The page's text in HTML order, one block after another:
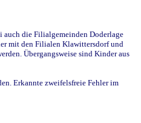
auch die Filialgemeinden Doderlage
mit den Filialen Klawittersdorf und
Übergangsweise sind Kinder aus
Erkannte zweifelsfreie Fehler im